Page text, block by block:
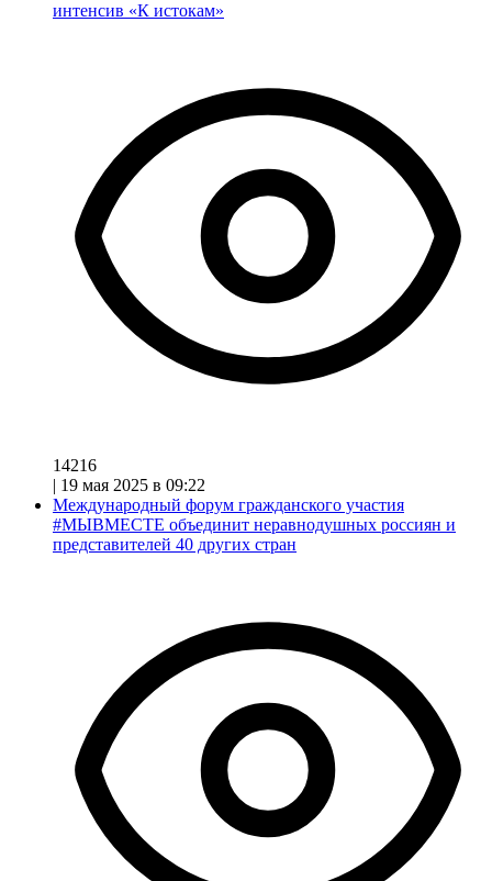
интенсив «К истокам»
14216
| 19 мая 2025 в 09:22
Международный форум гражданского участия
#МЫВМЕСТЕ объединит неравнодушных россиян и
представителей 40 других стран